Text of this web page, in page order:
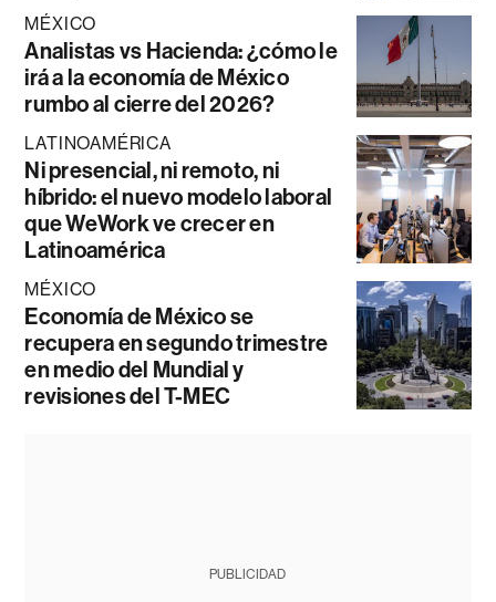
MÉXICO
Analistas vs Hacienda: ¿cómo le
irá a la economía de México
rumbo al cierre del 2026?
LATINOAMÉRICA
Ni presencial, ni remoto, ni
híbrido: el nuevo modelo laboral
que WeWork ve crecer en
Latinoamérica
MÉXICO
Economía de México se
recupera en segundo trimestre
en medio del Mundial y
revisiones del T-MEC
PUBLICIDAD